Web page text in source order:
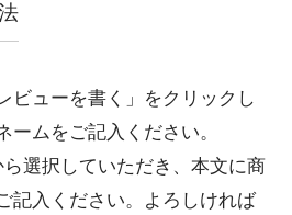
ビューを書く」をクリックし
ームをご記入ください。
選択していただき、本文に商
記入ください。よろしければ